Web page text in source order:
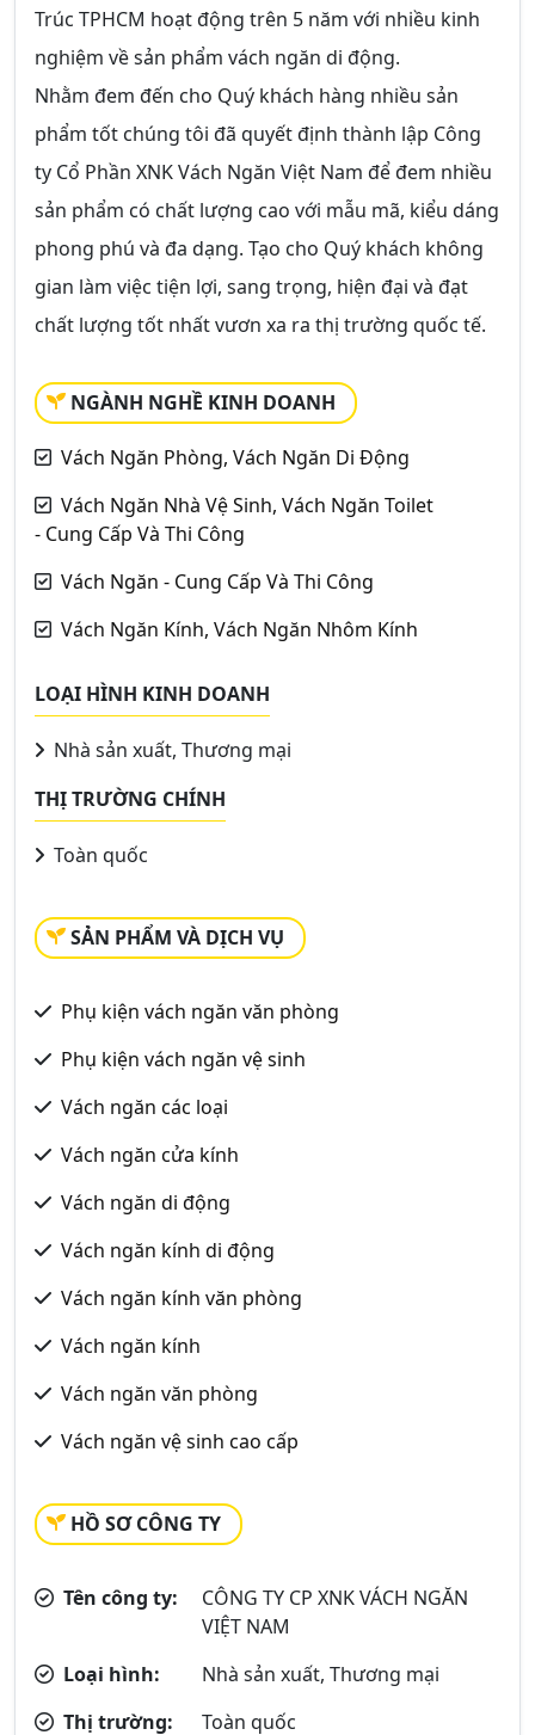
Trúc TPHCM hoạt động trên 5 năm với nhiều kinh
nghiệm về sản phẩm vách ngăn di động.
Nhằm đem đến cho Quý khách hàng nhiều sản
phẩm tốt chúng tôi đã quyết định thành lập Công
ty Cổ Phần XNK Vách Ngăn Việt Nam để đem nhiều
sản phẩm có chất lượng cao với mẫu mã, kiểu dáng
phong phú và đa dạng. Tạo cho Quý khách không
gian làm việc tiện lợi, sang trọng, hiện đại và đạt
chất lượng tốt nhất vươn xa ra thị trường quốc tế.
NGÀNH NGHỀ KINH DOANH
Vách Ngăn Phòng, Vách Ngăn Di Động
Vách Ngăn Nhà Vệ Sinh, Vách Ngăn Toilet
- Cung Cấp Và Thi Công
Vách Ngăn - Cung Cấp Và Thi Công
Vách Ngăn Kính, Vách Ngăn Nhôm Kính
LOẠI HÌNH KINH DOANH
Nhà sản xuất, Thương mại
THỊ TRƯỜNG CHÍNH
Toàn quốc
SẢN PHẨM VÀ DỊCH VỤ
Phụ kiện vách ngăn văn phòng
Phụ kiện vách ngăn vệ sinh
Vách ngăn các loại
Vách ngăn cửa kính
Vách ngăn di động
Vách ngăn kính di động
Vách ngăn kính văn phòng
Vách ngăn kính
Vách ngăn văn phòng
Vách ngăn vệ sinh cao cấp
HỒ SƠ CÔNG TY
Tên công ty:
CÔNG TY CP XNK VÁCH NGĂN
VIỆT NAM
Loại hình:
Nhà sản xuất, Thương mại
Thị trường:
Toàn quốc